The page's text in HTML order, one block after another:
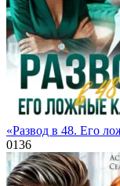
«Развод в 48. Его
0136